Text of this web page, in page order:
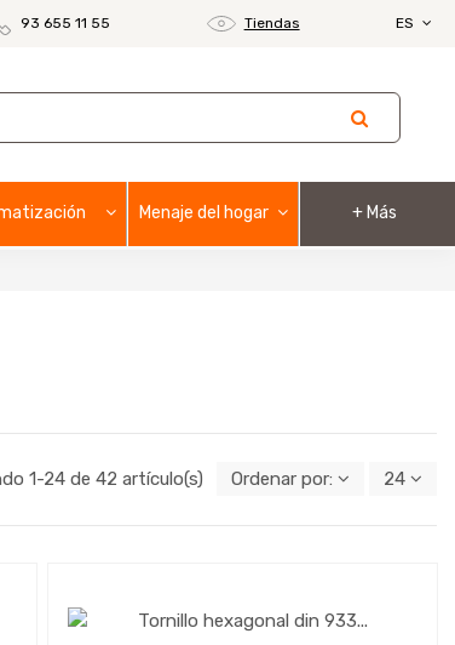
93 655 11 55 Tiendas ES
Menaje del hogar + Más
1-24 de 42 artículo(s) Ordenar por: 24